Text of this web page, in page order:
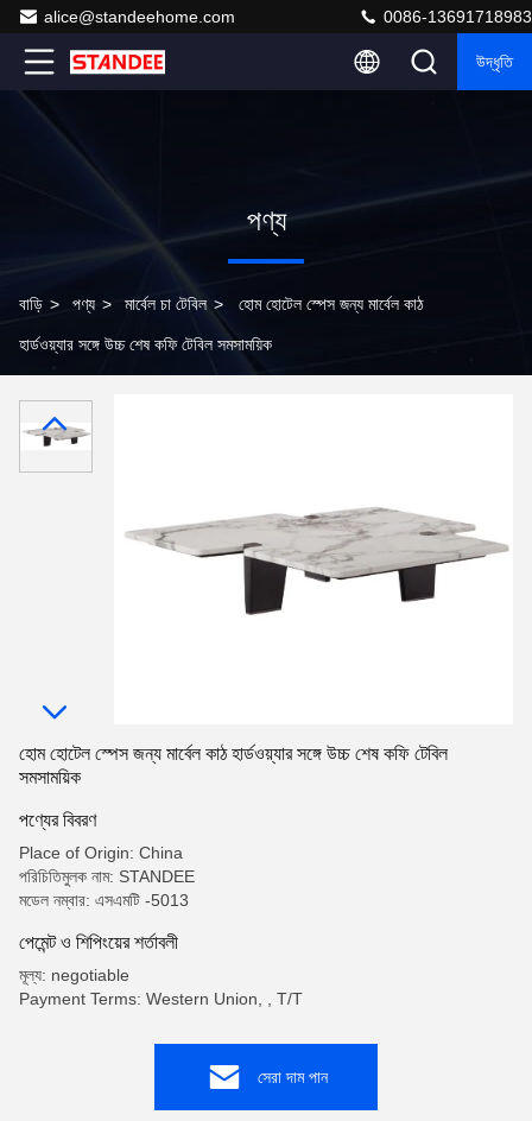
alice@standeehome.com 0086-13691718983
উদ্ধৃতি
পণ্য
বাড়ি > পণ্য > মার্বেল চা টেবিল > হোম হোটেল স্পেস জন্য মার্বেল কাঠ
হার্ডওয়্যার সঙ্গে উচ্চ শেষ কফি টেবিল সমসাময়িক
হোম হোটেল স্পেস জন্য মার্বেল কাঠ হার্ডওয়্যার সঙ্গে উচ্চ শেষ কফি টেবিল
সমসাময়িক
পণ্যের বিবরণ
Place of Origin: China
পরিচিতিমুলক নাম: STANDEE
মডেল নম্বার: এসএমটি -5013
পেমেন্ট ও শিপিংয়ের শর্তাবলী
মূল্য: negotiable
Payment Terms: Western Union, , T/T
সেরা দাম পান